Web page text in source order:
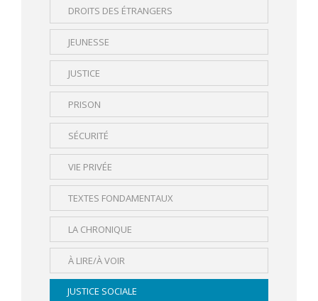
DROITS DES ÉTRANGERS
JEUNESSE
JUSTICE
PRISON
SÉCURITÉ
VIE PRIVÉE
TEXTES FONDAMENTAUX
LA CHRONIQUE
À LIRE/À VOIR
JUSTICE SOCIALE